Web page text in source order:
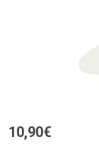
10,90€